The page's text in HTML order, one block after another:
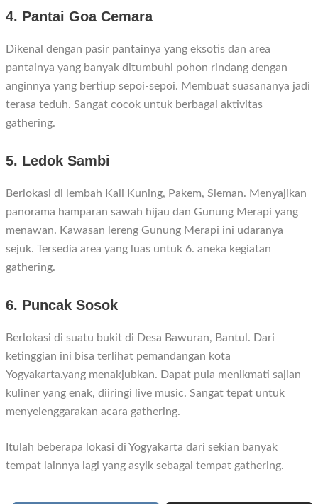
4. Pantai Goa Cemara
Dikenal dengan pasir pantainya yang eksotis dan area
pantainya yang banyak ditumbuhi pohon rindang dengan
anginnya yang bertiup sepoi-sepoi. Membuat suasananya jadi
terasa teduh. Sangat cocok untuk berbagai aktivitas
gathering.
5. Ledok Sambi
Berlokasi di lembah Kali Kuning, Pakem, Sleman. Menyajikan
panorama hamparan sawah hijau dan Gunung Merapi yang
menawan. Kawasan lereng Gunung Merapi ini udaranya
sejuk. Tersedia area yang luas untuk 6. aneka kegiatan
gathering.
6. Puncak Sosok
Berlokasi di suatu bukit di Desa Bawuran, Bantul. Dari
ketinggian ini bisa terlihat pemandangan kota
Yogyakarta.yang menakjubkan. Dapat pula menikmati sajian
kuliner yang enak, diiringi live music. Sangat tepat untuk
menyelenggarakan acara gathering.
Itulah beberapa lokasi di Yogyakarta dari sekian banyak
tempat lainnya lagi yang asyik sebagai tempat gathering.